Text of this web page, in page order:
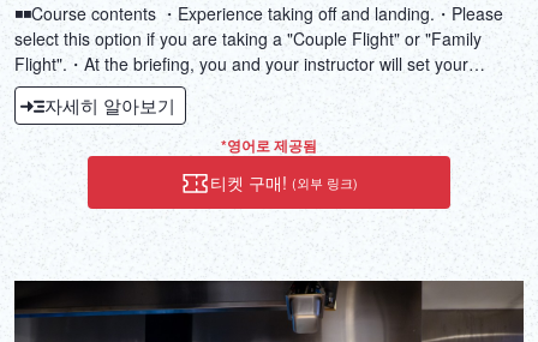
◾️◾️Course contents ・Experience taking off and landing.・Please
select this option if you are taking a "Couple Flight" or "Family
Flight".・At the briefing, you and your instructor will set your
preferred flight route and preferred time from approximately
45,000 major airports around the world, and make a flight plan
together.・It is possible to allocate the experience time according
to the number of people.・Companions who do not participate in
the experience can enter and observe the flight simulator for free.
◾️◾️Experience time 30 minutes (Experience 1-2 people) Briefing 10
minutes + Flight simulator experience 20 minutes
자세히 알아보기
*영어로 제공됨
티켓 구매! (외부 링크)